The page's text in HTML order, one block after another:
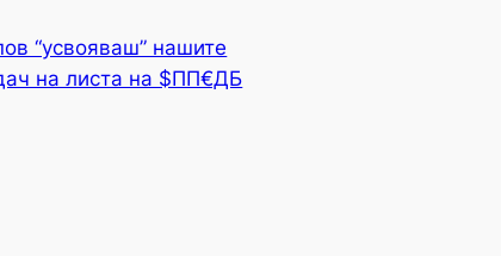
“усвояваш” нашите
на листа на $ПП€ДБ